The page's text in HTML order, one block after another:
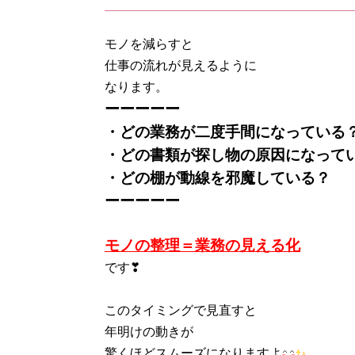
モノを減らすと
仕事の流れが見えるように
なります。
ーーーーー
・どの業務が二度手間になっている
・どの書類が探し物の原因になって
・どの棚が動線を邪魔している？
ーーーーー
モノの整理＝業務の見える化
です❣
このタイミングで見直すと
年明けの動きが